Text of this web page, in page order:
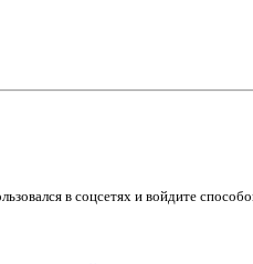
в соцсетях и войдите